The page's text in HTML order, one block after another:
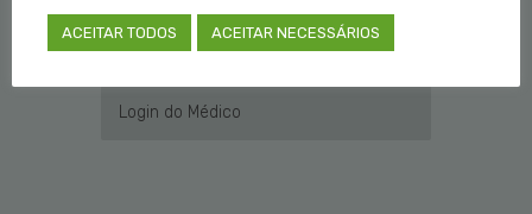
Fale Conosco
Login do Médico
ACEITAR TODOS ACEITAR NECESSÁRIOS